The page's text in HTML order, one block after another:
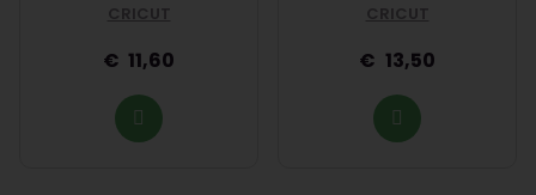
CRICUT
11,60
CRICUT
13,50